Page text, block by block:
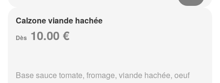
Calzone viande hachée
Dès 10.00 €
Base sauce tomate, fromage, viande hachée, oeuf